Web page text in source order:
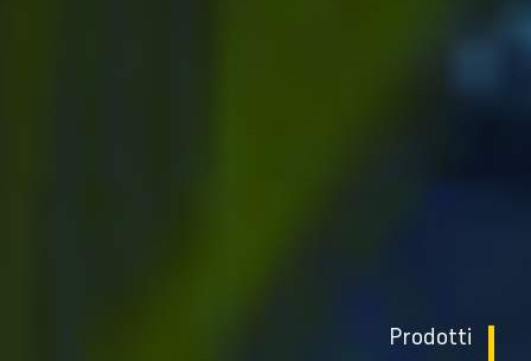
Prodotti